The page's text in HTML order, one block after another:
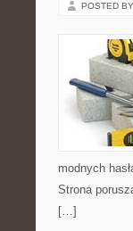
POSTED
modnych
Strona
[…]